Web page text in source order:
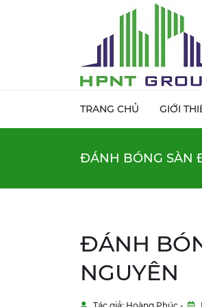
TRANG CHỦ GIỚI
ĐÁNH BÓNG SÀN
ĐÁNH
NGUYÊN